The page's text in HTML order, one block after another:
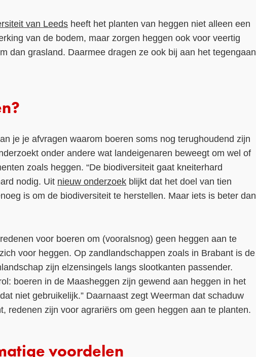
van Leeds heeft het planten van heggen niet alleen een
van de bodem, maar zorgen heggen ook voor veertig
dan grasland. Daarmee dragen ze ook bij aan het tegengaan
je je afvragen waarom boeren soms nog terughoudend zijn
onder andere wat landeigenaren beweegt om wel of
zoals heggen. “De biodiversiteit gaat kneiterhard
nodig. Uit nieuw onderzoek blijkt dat het doel van tien
is om de biodiversiteit te herstellen. Maar iets is beter dan
voor boeren om (vooralsnog) geen heggen aan te
voor heggen. Op zandlandschappen zoals in Brabant is de
zijn elzensingels langs slootkanten passender.
boeren in de Maasheggen zijn gewend aan heggen in het
niet gebruikelijk.” Daarnaast zegt Weerman dat schaduw
redenen zijn voor agrariërs om geen heggen aan te planten.
voordelen